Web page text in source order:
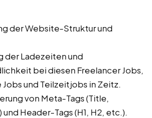
der Website-Struktur und
der Ladezeiten und
bei diesen Freelancer Jobs,
und Teilzeitjobs in Zeitz.
von Meta-Tags (Title,
Header-Tags (H1, H2, etc.).